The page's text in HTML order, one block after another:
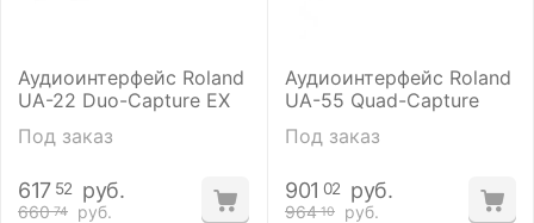
Аудиоинтерфейс Roland
UA-22 Duo-Capture EX
Под заказ
660 74 руб.
617 52 руб.
Аудиоинтерфейс Roland
UA-55 Quad-Capture
Под заказ
964 10 руб.
901 02 руб.